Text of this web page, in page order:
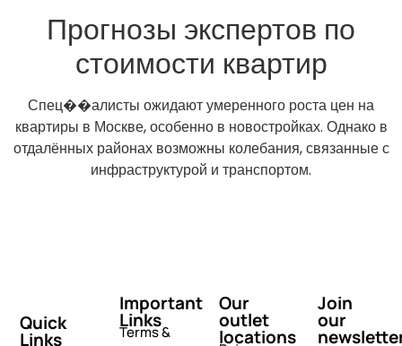
Прогнозы экспертов по
стоимости квартир
Спец��алисты ожидают умеренного роста цен на
квартиры в Москве, особенно в новостройках. Однако в
отдалённых районах возможны колебания, связанные с
инфраструктурой и транспортом.
Quick
Links
Important
Links
Terms &
Our
outlet
locations
Join
our